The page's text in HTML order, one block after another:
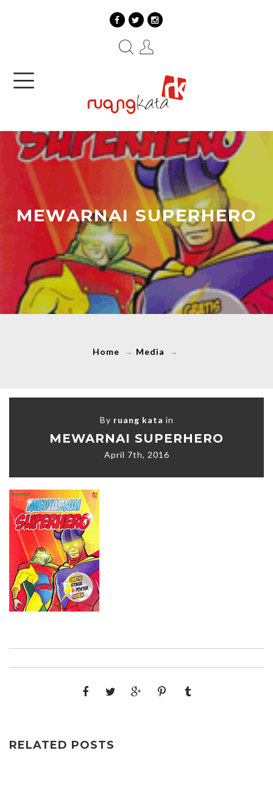
MEWARNAI SUPERHERO
Home → Media →
By ruang kata in
MEWARNAI SUPERHERO
April 7th, 2016
RELATED POSTS